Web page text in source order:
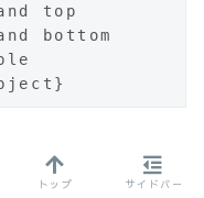
top          # main
bottom       #
# main
# mainデ
トップ サイドバー